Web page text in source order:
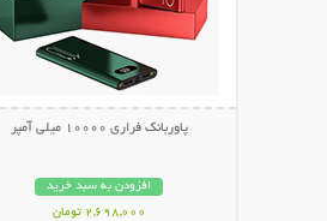
پاوربانک فراری 10000 میلی آمپر
افزودن به سبد خرید
2,698,000 تومان